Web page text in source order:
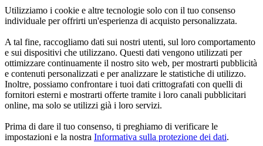
Utilizziamo i cookie e altre tecnologie solo con il tuo consenso
individuale per offrirti un'esperienza di acquisto personalizzata.
A tal fine, raccogliamo dati sui nostri utenti, sul loro comportamento
e sui dispositivi che utilizzano. Questi dati vengono utilizzati per
ottimizzare continuamente il nostro sito web, per mostrarti pubblicità
e contenuti personalizzati e per analizzare le statistiche di utilizzo.
Inoltre, possiamo confrontare i tuoi dati crittografati con quelli di
fornitori esterni e mostrarti offerte tramite i loro canali pubblicitari
online, ma solo se utilizzi già i loro servizi.
Prima di dare il tuo consenso, ti preghiamo di verificare le
impostazioni e la nostra Informativa sulla protezione dei dati.